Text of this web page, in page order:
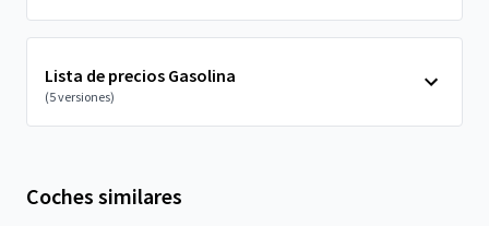
Lista de precios Gasolina
(5 versiones)
Coches similares